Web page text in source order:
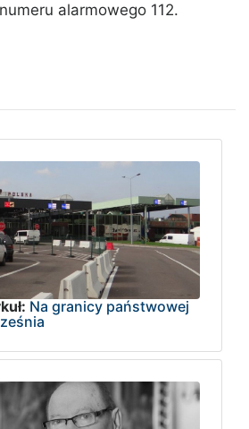
alarmowego 112.
Na granicy państwowej